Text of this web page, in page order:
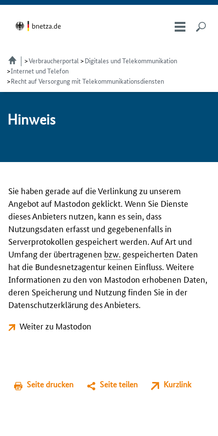
Verbraucherportal
Digitales und Telekommunikation
Internet und Telefon
Recht auf Versorgung mit Telekommunikationsdiensten
Hin­weis
Sie haben gerade auf die Verlinkung zu unserem
Angebot auf Mastodon geklickt. Wenn Sie Dienste
dieses Anbieters nutzen, kann es sein, dass
Nutzungsdaten erfasst und gegebenenfalls in
Serverprotokollen gespeichert werden. Auf Art und
Umfang der übertragenen bzw. gespeicherten Daten
hat die Bundesnetzagentur keinen Einfluss. Weitere
Informationen zu den von Mastodon erhobenen Daten,
deren Speicherung und Nutzung finden Sie in der
Datenschutzerklärung des Anbieters.
Weiter zu Mastodon
Seite drucken Seite teilen Kurzlink